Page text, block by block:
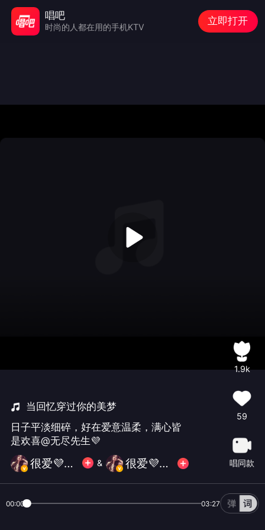
当回忆穿过你的美梦
日子平淡细碎，好在爱意温柔，满心皆
是欢喜@无尽先生💜
很爱💜犀儿 & 很爱💜犀儿
1.9k
59
唱同款
00:00 03:27
唱吧
时尚的人都在用的手机KTV
立即打开